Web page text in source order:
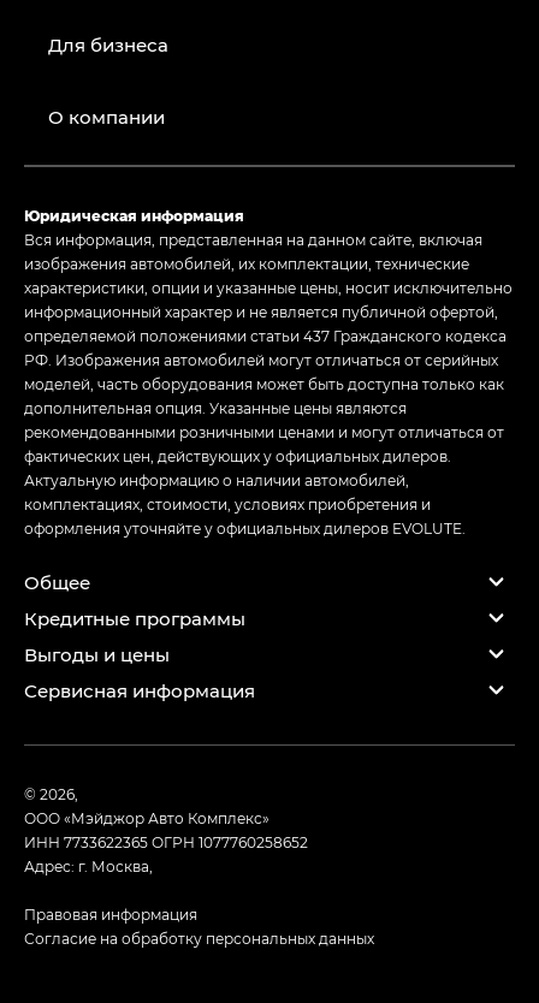
Для бизнеса
О компании
Юридическая информация
Вся информация, представленная на данном сайте, включая
изображения автомобилей, их комплектации, технические
характеристики, опции и указанные цены, носит исключительно
информационный характер и не является публичной офертой,
определяемой положениями статьи 437 Гражданского кодекса
РФ. Изображения автомобилей могут отличаться от серийных
моделей, часть оборудования может быть доступна только как
дополнительная опция. Указанные цены являются
рекомендованными розничными ценами и могут отличаться от
фактических цен, действующих у официальных дилеров.
Актуальную информацию о наличии автомобилей,
комплектациях, стоимости, условиях приобретения и
оформления уточняйте у официальных дилеров EVOLUTE.
Общее
Кредитные программы
Выгоды и цены
Сервисная информация
© 2026,
ООО «Мэйджор Авто Комплекс»
ИНН 7733622365ОГРН 1077760258652
Адрес: г. Москва,
Правовая информация
Согласие на обработку персональных данных